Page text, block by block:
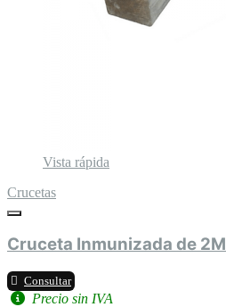
Vista rápida
Crucetas
Cruceta Inmunizada de
Consultar
Precio sin IVA